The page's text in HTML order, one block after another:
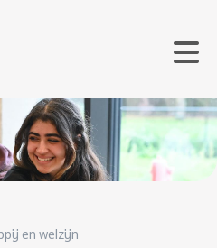
en welzijn